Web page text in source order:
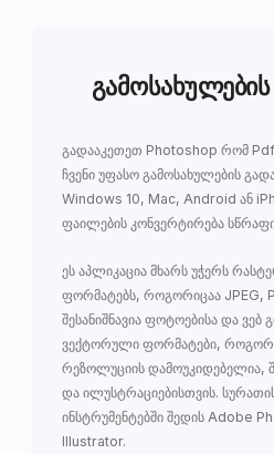
გამოსახულების
გადააკეთეთ Photoshop რომ
ჩვენი უფასო გამოსახულების
Windows 10, Mac, Android ან
ფაილების კონვერტირება
ეს აპლიკაცია მხარს უჭერს
ფორმატებს, როგორიცაა JPEG,
შესანიშნავია ფოტოებისა და ვებ
ვექტორული ფორმატები,
რეზოლუციის დამოუკიდებელია,
და ილუსტრაციებისთვის.
ინსტრუმენტებში შედის Adobe
Illustrator.